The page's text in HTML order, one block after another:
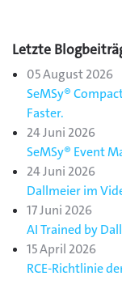
Letzte
05 August 2026
SeMSy®
Faster.
24 Juni 2026
SeMSy® Event
24 Juni 2026
Dallmeier im
17 Juni 2026
AI Trained by
15 April 2026
RCE-Richtlinie